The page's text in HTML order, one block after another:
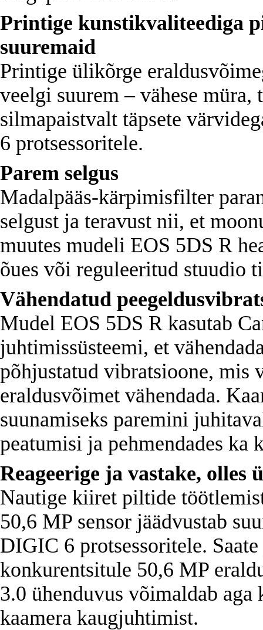
Printige kunstikvaliteediga
suuremaid
Printige ülikõrge
veelgi suurem – vähese müra,
silmapaistvalt täpsete
6 protsessoritele.
Parem selgus
Madalpääs-kärpimisfilter
selgust ja teravust nii, et
muutes mudeli EOS 5DS R
õues või reguleeritud stuudio
Vähendatud
Mudel EOS 5DS R kasutab
juhtimissüsteemi, et
põhjustatud vibratsioone,
eraldusvõimet vähendada.
suunamiseks paremini
peatumisi ja pehmendades ka
Reageerige ja vastake, olles
Nautige kiiret piltide
50,6 MP sensor jäädvustab
DIGIC 6 protsessoritele.
konkurentsitule 50,6 MP
3.0 ühenduvus võimaldab
kaamera kaugjuhtimist.